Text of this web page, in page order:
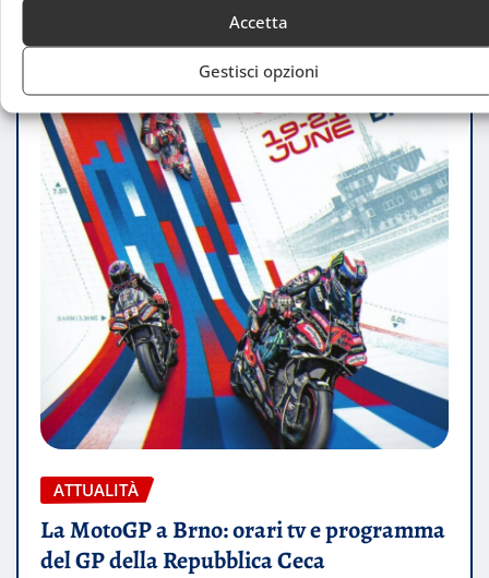
Accetta
Gestisci opzioni
ATTUALITÀ
La MotoGP a Brno: orari tv e programma
del GP della Repubblica Ceca